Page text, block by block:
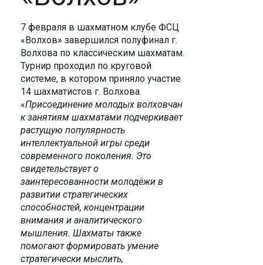
7 февраля в шахматном клубе ФСЦ
«Волхов» завершился полуфинал г.
Волхова по классическим шахматам.
Турнир проходил по круговой
системе, в котором приняло участие
14 шахматистов г. Волхова.
«Присоединение молодых волховчан
к занятиям шахматами подчеркивает
растущую популярность
интеллектуальной игры среди
современного поколения. Это
свидетельствует о
заинтересованности молодёжи в
развитии стратегических
способностей, концентрации
внимания и аналитического
мышления. Шахматы также
помогают формировать умение
стратегически мыслить,